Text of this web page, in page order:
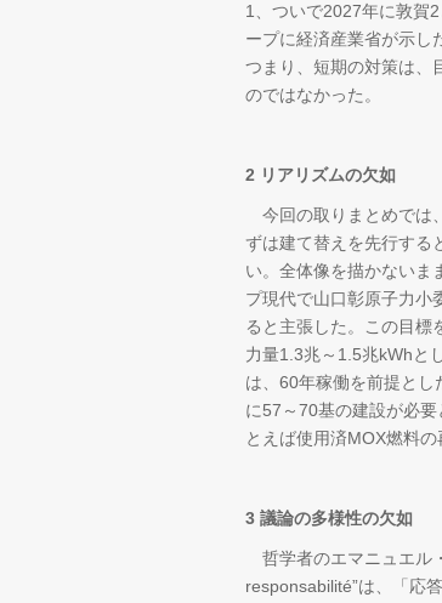
1、ついで2027年に敦賀
ープに経済産業省が示し
つまり、短期の対策は、
のではなかった。
2 リアリズムの欠如
今回の取りまとめでは
ずは建て替えを先行する
い。全体像を描かないま
プ現代で山口彰原子力小
ると主張した。この目標
力量1.3兆～1.5兆kWhと
は、60年稼働を前提と
に57～70基の建設が必
とえば使用済MOX燃料
3 議論の多様性の欠如
哲学者のエマニュエル
responsabilité”は、「応